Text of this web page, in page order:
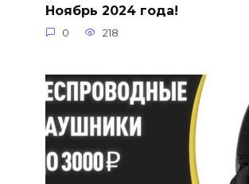
Ноябрь 2024 года!
0 218